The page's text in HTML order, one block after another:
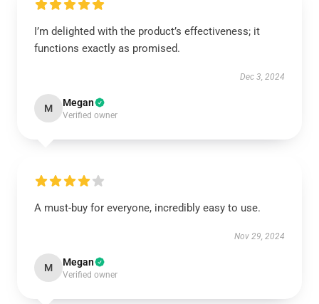
I’m delighted with the product’s effectiveness; it
functions exactly as promised.
Dec 3, 2024
M Megan
Verified owner
A must-buy for everyone, incredibly easy to use.
Nov 29, 2024
M Megan
Verified owner